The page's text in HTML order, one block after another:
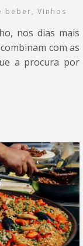
beber, Vinhos
nos dias mais
com as
a procura por